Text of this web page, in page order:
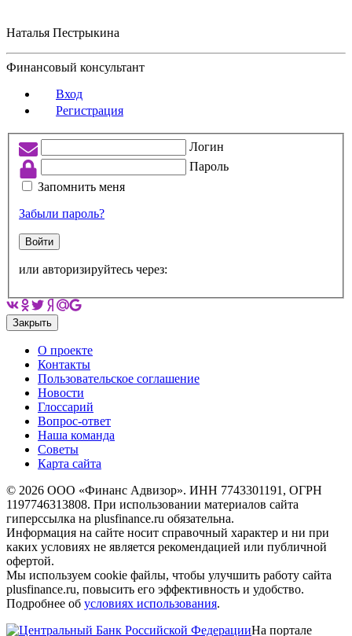
Наталья Пестрыкина
Финансовый консультант
Вход
Регистрация
Логин
Пароль
Запомнить меня
Забыли пароль?
Войти
или авторизируйтесь через:
Закрыть
О проекте
Контакты
Пользовательское соглашение
Новости
Глоссарий
Вопрос-ответ
Наша команда
Советы
Карта сайта
© 2026 ООО «Финанс Адвизор». ИНН 7743301191, ОГРН
1197746313808. При использовании материалов сайта
гиперссылка на plusfinance.ru обязательна.
Информация на сайте носит справочный характер и ни при
каких условиях не является рекомендацией или публичной
офертой.
Мы используем cookie файлы, чтобы улучшить работу сайта
plusfinance.ru, повысить его эффективность и удобство.
Подробнее об условиях использования.
На портале